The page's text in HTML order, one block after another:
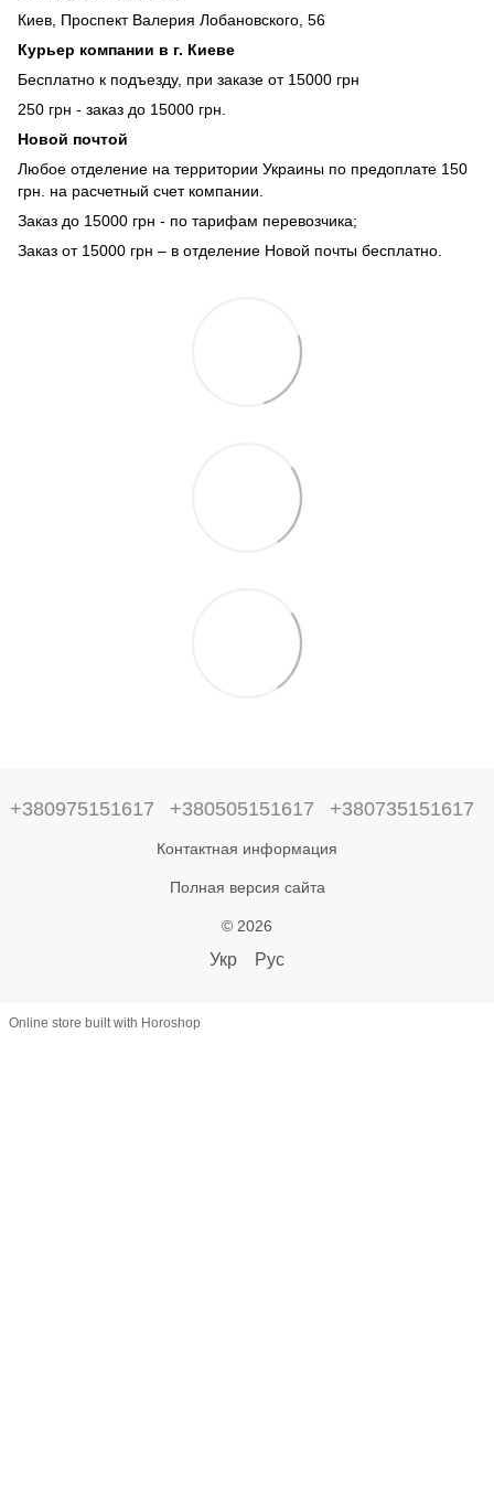
Киев, Проспект Валерия Лобановского, 56
Курьер компании в г. Киеве
Бесплатно к подъезду, при заказе от 15000 грн
250 грн - заказ до 15000 грн.
Новой почтой
Любое отделение на территории Украины по предоплате 150
грн. на расчетный счет компании.
Заказ до 15000 грн - по тарифам перевозчика;
Заказ от 15000 грн – в отделение Новой почты бесплатно.
+380975151617 +380505151617 +380735151617
Контактная информация
Полная версия сайта
© 2026
Укр Рус
Online store built with Horoshop